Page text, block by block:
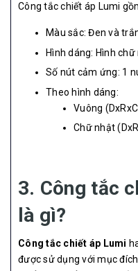
Công tắc chiết áp Lumi
Màu sắc: Đen và
Hình dáng: Hình
Số nút cảm ứng: 1
Theo hình dáng:
Vuông
Chữ nhật
3. Công tắc
là gì?
Công tắc chiết áp Lumi
được sử dụng với mục